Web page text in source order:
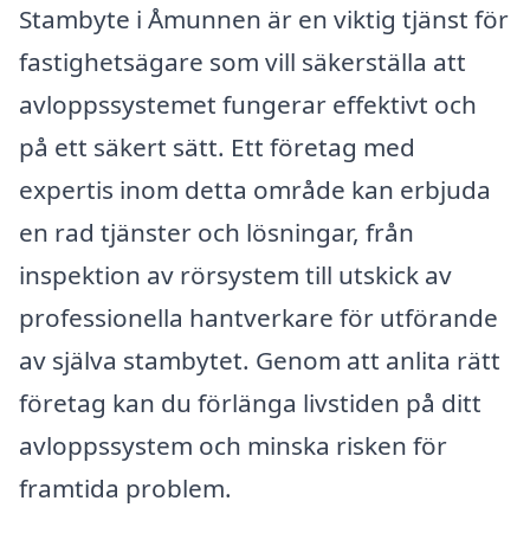
Stambyte i Åmunnen är en viktig tjänst för
fastighetsägare som vill säkerställa att
avloppssystemet fungerar effektivt och
på ett säkert sätt. Ett företag med
expertis inom detta område kan erbjuda
en rad tjänster och lösningar, från
inspektion av rörsystem till utskick av
professionella hantverkare för utförande
av själva stambytet. Genom att anlita rätt
företag kan du förlänga livstiden på ditt
avloppssystem och minska risken för
framtida problem.